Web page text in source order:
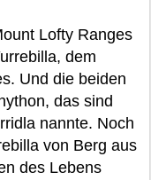
Lofty Ranges
dem
Und die beiden
das sind
nannte. Noch
von Berg aus
des Lebens